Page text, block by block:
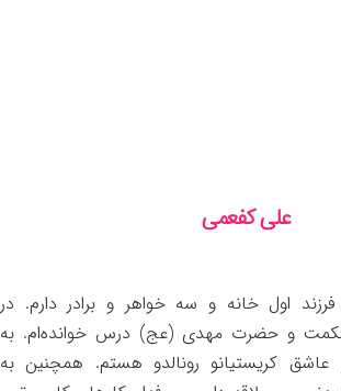
علی کفعمی
اول خانه و سه خواهر و برادر دارم. در
و حضرت مهدی (عج) درس خوانده‌ام. به
عاشق کریستیانو رونالدو هستم. همچنین به